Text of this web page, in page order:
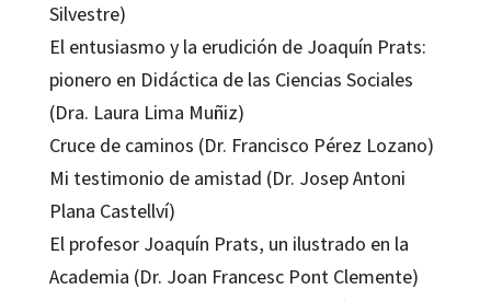
Silvestre)
El entusiasmo y la erudición de Joaquín Prats:
pionero en Didáctica de las Ciencias Sociales
(Dra. Laura Lima Muñiz)
Cruce de caminos (Dr. Francisco Pérez Lozano)
Mi testimonio de amistad (Dr. Josep Antoni
Plana Castellví)
El profesor Joaquín Prats, un ilustrado en la
Academia (Dr. Joan Francesc Pont Clemente)